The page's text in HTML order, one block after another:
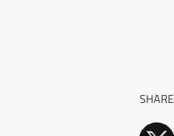
SHARE